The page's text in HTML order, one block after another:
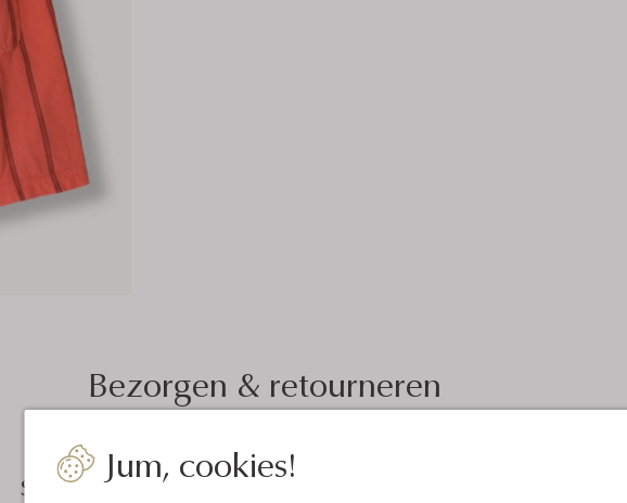
Jum, cookies!
Bezorgen & retourneren
Samenstelling & Pasvorm